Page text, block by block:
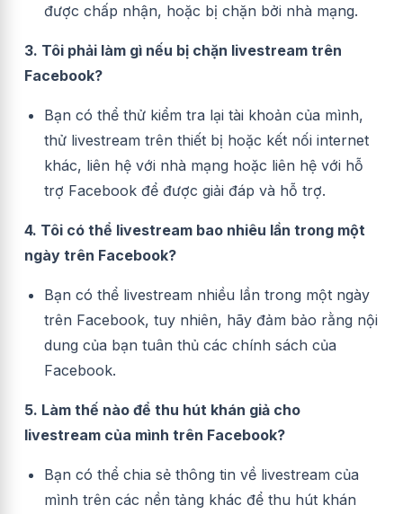
được chấp nhận, hoặc bị chặn bởi nhà mạng.
3. Tôi phải làm gì nếu bị chặn livestream trên
Facebook?
Bạn có thể thử kiểm tra lại tài khoản của mình,
thử livestream trên thiết bị hoặc kết nối internet
khác, liên hệ với nhà mạng hoặc liên hệ với hỗ
trợ Facebook để được giải đáp và hỗ trợ.
4. Tôi có thể livestream bao nhiêu lần trong một
ngày trên Facebook?
Bạn có thể livestream nhiều lần trong một ngày
trên Facebook, tuy nhiên, hãy đảm bảo rằng nội
dung của bạn tuân thủ các chính sách của
Facebook.
5. Làm thế nào để thu hút khán giả cho
livestream của mình trên Facebook?
Bạn có thể chia sẻ thông tin về livestream của
mình trên các nền tảng khác để thu hút khán